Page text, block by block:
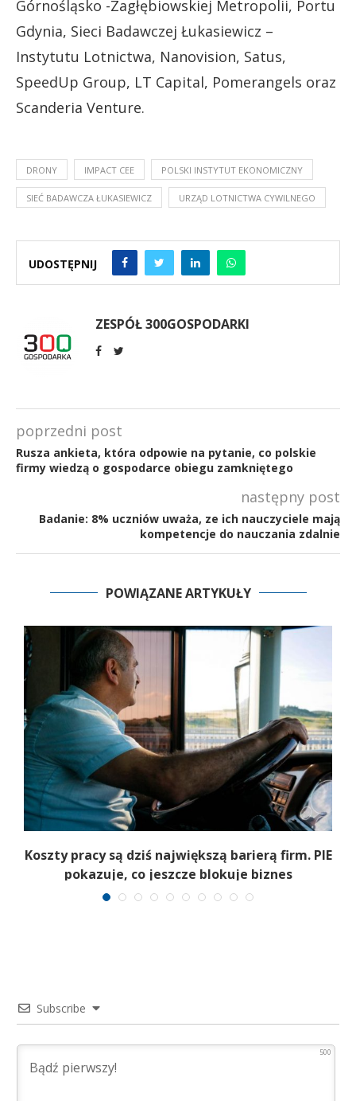
Górnośląsko -Zagłębiowskiej Metropolii, Portu
Gdynia, Sieci Badawczej Łukasiewicz –
Instytutu Lotnictwa, Nanovision, Satus,
SpeedUp Group, LT Capital, Pomerangels oraz
Scanderia Venture.
DRONY IMPACT CEE POLSKI INSTYTUT EKONOMICZNY
SIEĆ BADAWCZA ŁUKASIEWICZ URZĄD LOTNICTWA CYWILNEGO
UDOSTĘPNIJ
ZESPÓŁ 300GOSPODARKI
poprzedni post
Rusza ankieta, która odpowie na pytanie, co polskie
firmy wiedzą o gospodarce obiegu zamkniętego
następny post
Badanie: 8% uczniów uważa, ze ich nauczyciele mają
kompetencje do nauczania zdalnie
POWIĄZANE ARTYKUŁY
Koszty pracy są dziś największą barierą firm. PIE
pokazuje, co jeszcze blokuje biznes
Subscribe
500